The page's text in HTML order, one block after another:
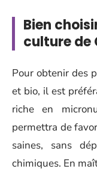
Bien
culture de
Pour obtenir des
et bio, il est
riche en
permettra de
saines, sans
chimiques. En